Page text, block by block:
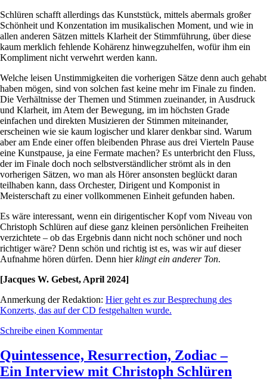
Schlüren schafft allerdings das Kunststück, mittels abermals großer
Schönheit und Konzentation im musikalischen Moment, und wie in
allen anderen Sätzen mittels Klarheit der Stimmführung, über diese
kaum merklich fehlende Kohärenz hinwegzuhelfen, wofür ihm ein
Kompliment nicht verwehrt werden kann.
Welche leisen Unstimmigkeiten die vorherigen Sätze denn auch gehabt
haben mögen, sind von solchen fast keine mehr im Finale zu finden.
Die Verhältnisse der Themen und Stimmen zueinander, in Ausdruck
und Klarheit, im Atem der Bewegung, im im höchsten Grade
einfachen und direkten Musizieren der Stimmen miteinander,
erscheinen wie sie kaum logischer und klarer denkbar sind. Warum
aber am Ende einer offen bleibenden Phrase aus drei Vierteln Pause
eine Kunstpause, ja eine Fermate machen? Es unterbricht den Fluss,
der im Finale doch noch selbstverständlicher strömt als in den
vorherigen Sätzen, wo man als Hörer ansonsten beglückt daran
teilhaben kann, dass Orchester, Dirigent und Komponist in
Meisterschaft zu einer vollkommenen Einheit gefunden haben.
Es wäre interessant, wenn ein dirigentischer Kopf vom Niveau von
Christoph Schlüren auf diese ganz kleinen persönlichen Freiheiten
verzichtete – ob das Ergebnis dann nicht noch schöner und noch
richtiger wäre? Denn schön und richtig ist es, was wir auf dieser
Aufnahme hören dürfen. Denn hierklingt ein anderer Ton.
[Jacques W. Gebest, April 2024]
Anmerkung der Redaktion: Hier geht es zur Besprechung des
Konzerts, das auf der CD festgehalten wurde.
Schreibe einen Kommentar
Quintessence, Resurrection, Zodiac –
Ein Interview mit Christoph Schlüren